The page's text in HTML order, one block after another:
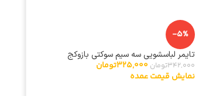
-5%
تایمر لباسشویی سه سیم سوکتی بازوکج
342,000تومان 325,000تومان
نمایش قیمت عمده